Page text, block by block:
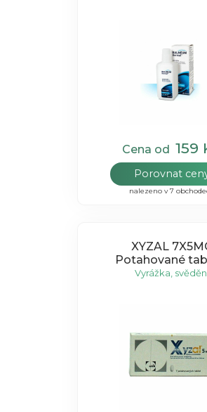
Cena od 159
Porovnat
nalezeno v 7
XYZAL 7X5MG
Potahované
Vyrážka,